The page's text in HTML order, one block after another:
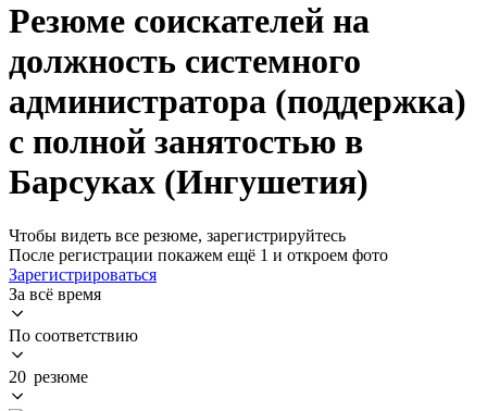
Резюме соискателей на
должность системного
администратора (поддержка)
с полной занятостью в
Барсуках (Ингушетия)
Чтобы видеть все резюме, зарегистрируйтесь
После регистрации покажем ещё 1 и откроем фото
Зарегистрироваться
За всё время
По соответствию
20 резюме